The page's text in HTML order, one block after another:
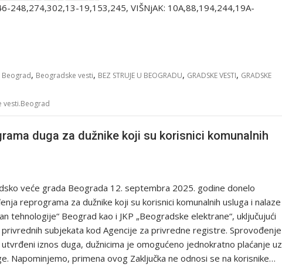
248,274,302,13-19,153,245, VIŠNjAK: 10A,88,194,244,19A-
Beograd, Beogradske vesti, BEZ STRUJE U BEOGRADU, GRADSKE VESTI, GRADSKE
vesti.Beograd
duga za dužnike koji su korisnici komunalnih
veće grada Beograda 12. septembra 2025. godine donelo
reprograma za dužnike koji su korisnici komunalnih usluga i nalaze
tehnologije“ Beograd kao i JKP „Beogradske elektrane“, uključujući
subjekata kod Agencije za privredne registre. Sprovođenje
iznos duga, dužnicima je omogućeno jednokratno plaćanje uz
Napominjemo, primena ovog Zaključka ne odnosi se na korisnike…